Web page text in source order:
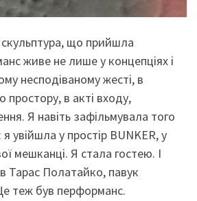
що прийшла
живе не лише у концепціях і
несподіваному жесті, в
в акті входу,
Я навіть зафільмувала того
я увійшла у простір BUNKER, у
мешканці. Я стала гостею. І
Тарас Полатайко, павук
теж був перформанс.